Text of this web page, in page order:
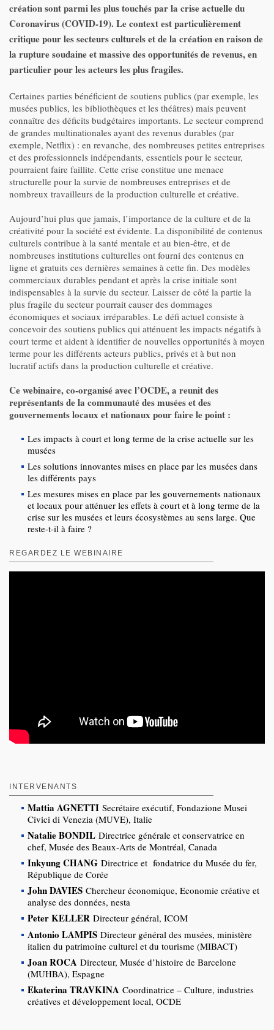
création sont parmi les plus touchés par la crise actuelle du
Coronavirus (COVID-19). Le context est particulièrement
critique pour les secteurs culturels et de la création en raison de
la rupture soudaine et massive des opportunités de revenus, en
particulier pour les acteurs les plus fragiles.
Certaines parties bénéficient de soutiens publics (par exemple, les
musées publics, les bibliothèques et les théâtres) mais peuvent
connaître des déficits budgétaires importants. Le secteur comprend
de grandes multinationales ayant des revenus durables (par
exemple, Netflix) : en revanche, des nombreuses petites entreprises
et des professionnels indépendants, essentiels pour le secteur,
pourraient faire faillite. Cette crise constitue une menace
structurelle pour la survie de nombreuses entreprises et de
nombreux travailleurs de la production culturelle et créative.
Aujourd’hui plus que jamais, l’importance de la culture et de la
créativité pour la société est évidente. La disponibilité de contenus
culturels contribue à la santé mentale et au bien-être, et de
nombreuses institutions culturelles ont fourni des contenus en
ligne et gratuits ces dernières semaines à cette fin. Des modèles
commerciaux durables pendant et après la crise initiale sont
indispensables à la survie du secteur. Laisser de côté la partie la
plus fragile du secteur pourrait causer des dommages
économiques et sociaux irréparables. Le défi actuel consiste à
concevoir des soutiens publics qui atténuent les impacts négatifs à
court terme et aident à identifier de nouvelles opportunités à moyen
terme pour les différents acteurs publics, privés et à but non
lucratif actifs dans la production culturelle et créative.
Ce webinaire, co-organisé avec l’OCDE, a reunit des
représentants de la communauté des musées et des
gouvernements locaux et nationaux pour faire le point :
Les impacts à court et long terme de la crise actuelle sur les
musées
Les solutions innovantes mises en place par les musées dans
les différents pays
Les mesures mises en place par les gouvernements nationaux
et locaux pour atténuer les effets à court et à long terme de la
crise sur les musées et leurs écosystèmes au sens large. Que
reste-t-il à faire ?
REGARDEZ LE WEBINAIRE
INTERVENANTS
Mattia AGNETTI Secrétaire exécutif, Fondazione Musei
Civici di Venezia (MUVE), Italie
Natalie BONDIL Directrice générale et conservatrice en
chef, Musée des Beaux-Arts de Montréal, Canada
Inkyung CHANG Directrice et fondatrice du Musée du fer,
République de Corée
John DAVIES Chercheur économique, Economie créative et
analyse des données, nesta
Peter KELLER Directeur général, ICOM
Antonio LAMPIS Directeur général des musées, ministère
italien du patrimoine culturel et du tourisme (MIBACT)
Joan ROCA Directeur, Musée d’histoire de Barcelone
(MUHBA), Espagne
Ekaterina TRAVKINA Coordinatrice – Culture, industries
créatives et développement local, OCDE